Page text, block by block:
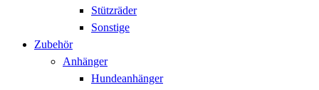
Stützräder
Sonstige
Zubehör
Anhänger
Hundeanhänger